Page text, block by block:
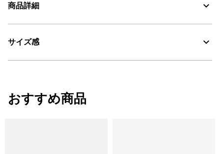
素材の特徴
商品詳細
・色：マリン (007)
サイズ感
レギュラーフィット
おすすめ商品